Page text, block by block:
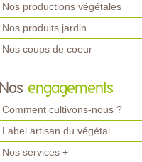
Nos productions végétales
Nos produits jardin
Nos coups de coeur
Nos engagements
Comment cultivons-nous ?
Label artisan du végétal
Nos services +